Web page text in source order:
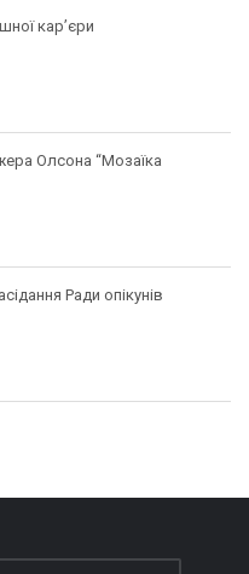
кар’єри
Олсона “Мозаїка
Ради опікунів